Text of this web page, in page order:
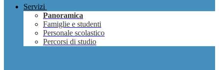
Servizi
Panoramica
Famiglie e studenti
Personale scolastico
Percorsi di studio